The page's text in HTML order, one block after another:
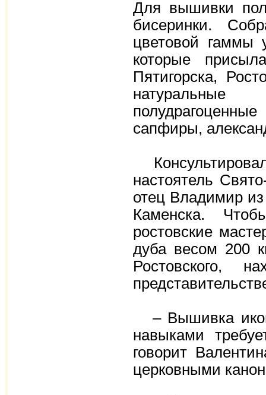
Для вышивки
бисеринки.
цветовой гаммы
которые
Пятигорска,
сапфиры,
настоятель
отец Владимир из
Каменска.
ростовские
дуба весом 200
– Вышивка
навыками
говорит
церковными